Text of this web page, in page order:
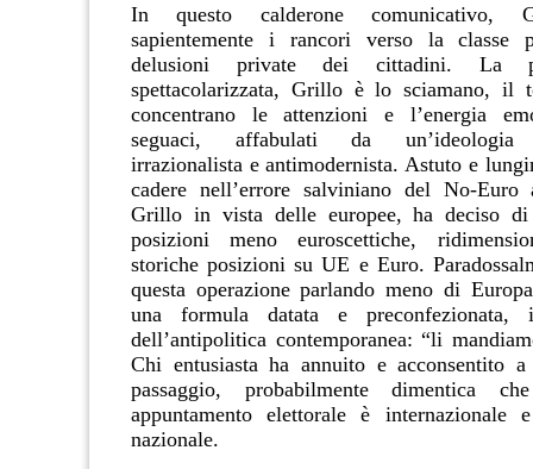
In questo calderone comunicativo,
sapientemente i rancori verso la classe
delusioni private dei cittadini. La
spettacolarizzata, Grillo è lo sciamano, il
concentrano le attenzioni e l’energia
seguaci, affabulati da un’ideologia
irrazionalista e antimodernista. Astuto e
cadere nell’errore salviniano del No-
Grillo in vista delle europee, ha deciso di
posizioni meno euroscettiche,
storiche posizioni su UE e Euro.
questa operazione parlando meno di
una formula datata e preconfezionata,
dell’antipolitica contemporanea: “li
Chi entusiasta ha annuito e acconsentito a
passaggio, probabilmente dimentica
appuntamento elettorale è internazionale
nazionale.